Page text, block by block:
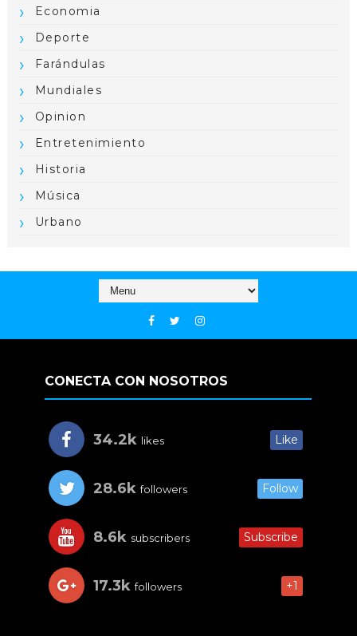
Economia
Deporte
Farándulas
Mundiales
Opinion
Entretenimiento
Historia
Música
Urbano
CONECTA CON NOSOTROS
34.2k likes Like
28.6k followers Follow
8.6k subscribers Subscribe
17.3k followers +1